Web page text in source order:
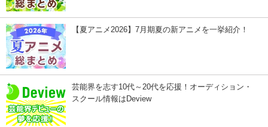
【夏アニメ2026】7月期夏の新アニメを一挙紹介！
芸能界を志す10代～20代を応援！オーディション・
スクール情報はDeview